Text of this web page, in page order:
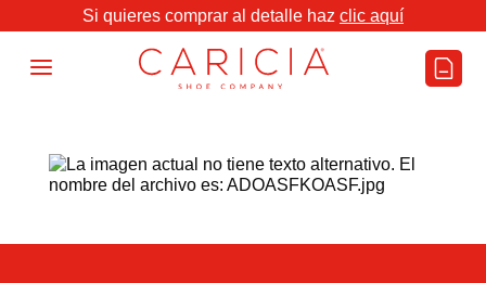
Si quieres comprar al detalle haz clic aquí
a